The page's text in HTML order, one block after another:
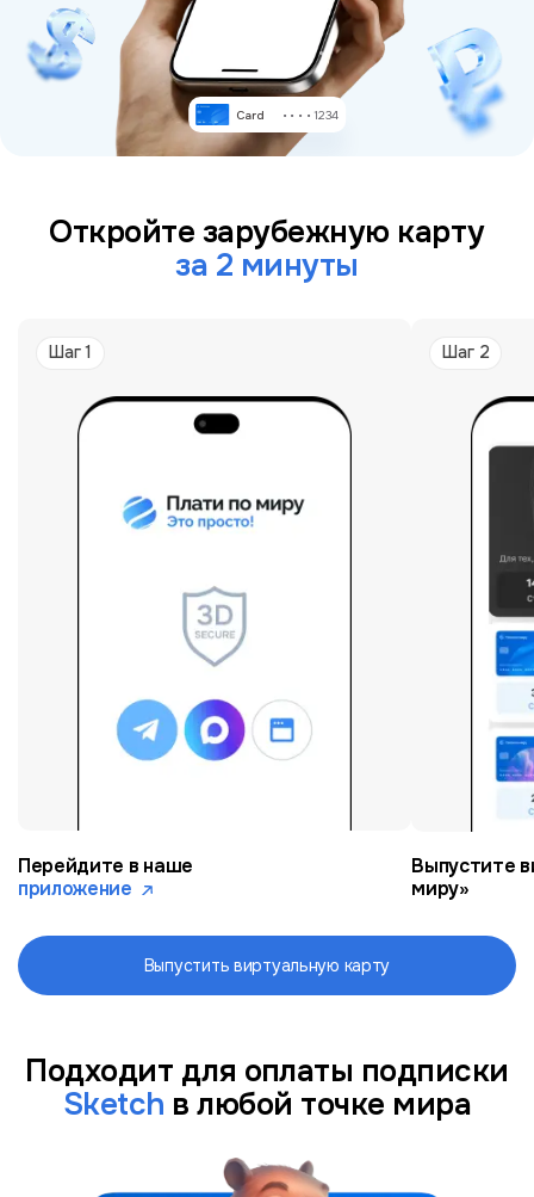
Card
Откройте зарубежную карту
за 2 минуты
Перейдите в наше
приложение
Выпустите
миру»
Выпустить виртуальную карту
Подходит для оплаты подписки
Sketch в любой точке мира